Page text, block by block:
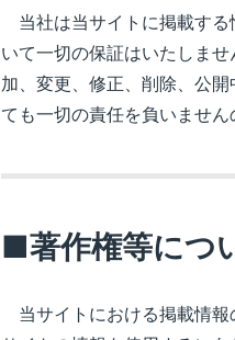
当社は当サイトに掲載する
いて一切の保証はいたしま
加、変更、修正、削除、公
ても一切の責任を負いません
■著作権等につ
当サイトにおける掲載情報